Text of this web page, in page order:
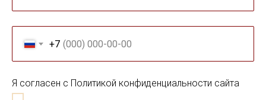
+7
Я согласен с Политикой конфиденциальности сайта